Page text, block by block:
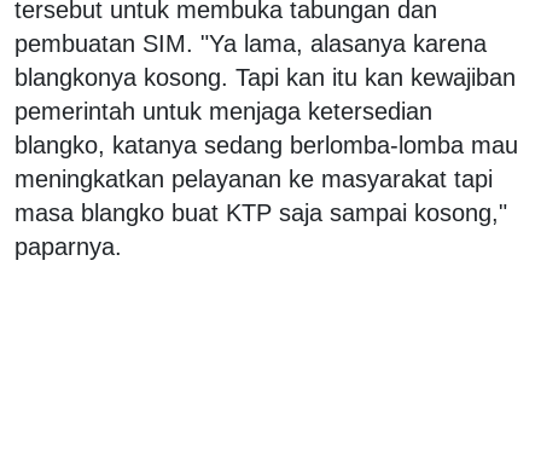
tersebut untuk membuka tabungan dan
pembuatan SIM. "Ya lama, alasanya karena
blangkonya kosong. Tapi kan itu kan kewajiban
pemerintah untuk menjaga ketersedian
blangko, katanya sedang berlomba-lomba mau
meningkatkan pelayanan ke masyarakat tapi
masa blangko buat KTP saja sampai kosong,"
paparnya.